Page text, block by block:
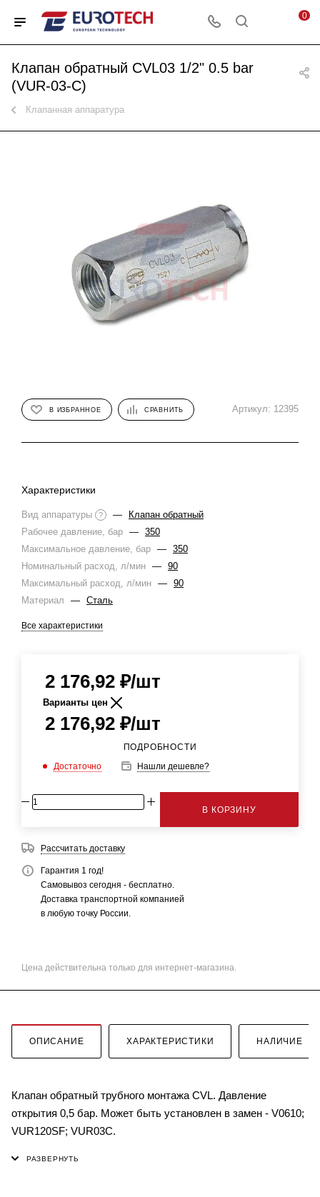
0
Клапан обратный CVL03 1/2" 0.5 bar
(VUR-03-C)
Клапанная аппаратура
В ИЗБРАННОЕ СРАВНИТЬ Артикул: 12395
Характеристики
Вид аппаратуры ? —
Клапан обратный
Рабочее давление, бар — 350
Максимальное давление, бар — 350
Номинальный расход, л/мин — 90
Максимальный расход, л/мин — 90
Материал
— Сталь
Все характеристики
2 176,92 ₽/шт
Варианты цен
2 176,92 ₽/шт
ПОДРОБНОСТИ
Достаточно
Нашли дешевле?
В КОРЗИНУ
Рассчитать доставку
Гарантия 1 год!
Самовывоз сегодня - бесплатно.
Доставка транспортной компанией
в любую точку России.
Цена действительна только для интернет-магазина.
ОПИСАНИЕ ХАРАКТЕРИСТИКИ НАЛИЧИЕ
Клапан обратный трубного монтажа CVL. Давление
открытия 0,5 бар. Может быть установлен в замен - V0610;
VUR120SF; VUR03C.